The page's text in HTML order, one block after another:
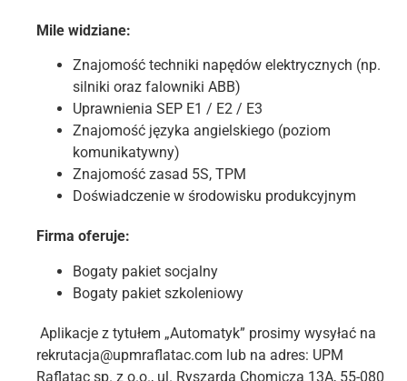
Mile widziane:
Znajomość techniki napędów elektrycznych (np.
silniki oraz falowniki ABB)
Uprawnienia SEP E1 / E2 / E3
Znajomość języka angielskiego (poziom
komunikatywny)
Znajomość zasad 5S, TPM
Doświadczenie w środowisku produkcyjnym
Firma oferuje:
Bogaty pakiet socjalny
Bogaty pakiet szkoleniowy
Aplikacje z tytułem „Automatyk” prosimy wysyłać na
rekrutacja@upmraflatac.com lub na adres: UPM
Raflatac sp. z o.o., ul. Ryszarda Chomicza 13A, 55-080